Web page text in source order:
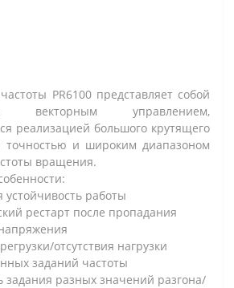
PR6100 представляет собой
векторным управлением,
реализацией большого крутящего
точностью и широким диапазоном
вращения.
работы
рестарт после пропадания
отсутствия нагрузки
заданий частоты
задания разных значений разгона/